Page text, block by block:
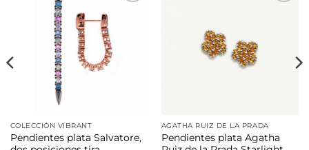
COLECCIÓN VIBRANT
Pendientes plata Salvatore,
AGATHA RUIZ DE LA PRADA
Pendientes plata Agatha